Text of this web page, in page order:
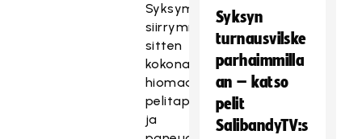
Syksymmällä
siirrymme
sitten
kokonaisvaltaisemmin
hiomaan
pelitapaamme
ja
Syksyn
turnausvilske
parhaimmilla
an – katso
pelit
SalibandyTV:s